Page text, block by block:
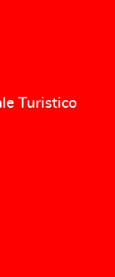
Turistico